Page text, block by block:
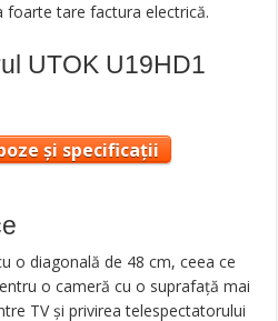
foarte tare factura electrică.
UTOK U19HD1
și specificații
o diagonală de 48 cm, ceea ce
o cameră cu o suprafață mai
TV și privirea telespectatorului